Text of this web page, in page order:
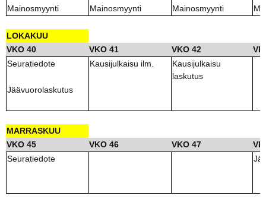
Mainosmyynti
Mainosmyynti Mainosmyynti
LOKAKUU
VKO 40
VKO 41 VKO 42
Seuratiedote
Kausijulkaisu ilm.
Kausijulkaisu
laskutus
Jäävuorolaskutus
MARRASKUU
VKO 45
VKO 46 VKO 47
Seuratiedote